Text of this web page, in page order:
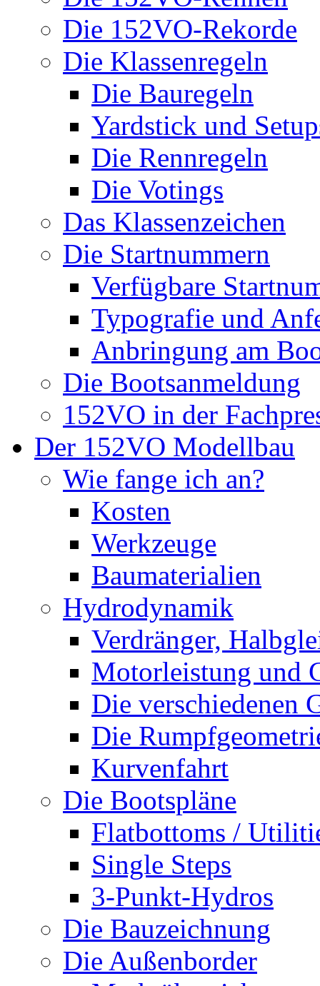
Die 152VO-Rekorde
Die Klassenregeln
Die Bauregeln
Yardstick und
Die Rennregeln
Die Votings
Das Klassenzeichen
Die Startnummern
Verfügbare
Typografie und
Anbringung am
Die Bootsanmeldung
152VO in der
Der 152VO Modellbau
Wie fange ich an?
Kosten
Werkzeuge
Baumaterialien
Hydrodynamik
Verdränger,
Motorleistung und
Die verschiedenen
Die
Kurvenfahrt
Die Bootspläne
Flatbottoms /
Single Steps
3-Punkt-Hydros
Die Bauzeichnung
Die Außenborder